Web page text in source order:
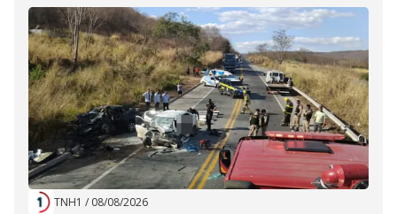
TNH1 / 08/08/2026